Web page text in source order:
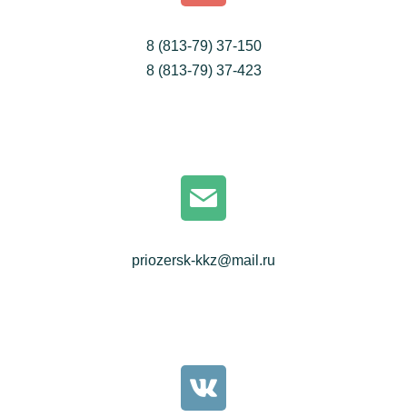
8 (813-79) 37-150
8 (813-79) 37-423
priozersk-kkz@mail.ru